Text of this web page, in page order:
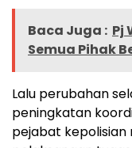
Baca Juga : Pj
Semua Pihak
Lalu perubahan
peningkatan
pejabat kepolisian